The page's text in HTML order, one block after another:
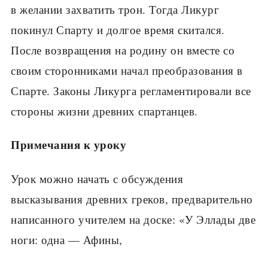
в же­лании захватить трон. Тогда Ликург
покинул Спарту и долгое время скитался.
После возвращения на ро­дину он вместе со
своим сторонниками начал преоб­разования в
Спарте. Законы Ликурга регламентиро­вали все
стороны жизни древних спартанцев.
Примечания к уроку
Урок можно начать с обсуждения
высказывания древних греков, предварительно
написанного учи­телем на доске: «У Эллады две
ноги: одна — Афины,